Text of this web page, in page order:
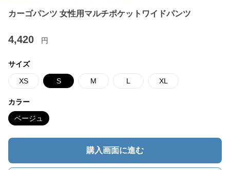
カーゴパンツ 女性用マルチポケットワイドパンツ
4,420 円
サイズ
XS S M L XL
カラー
ベージュ
購入画面に進む